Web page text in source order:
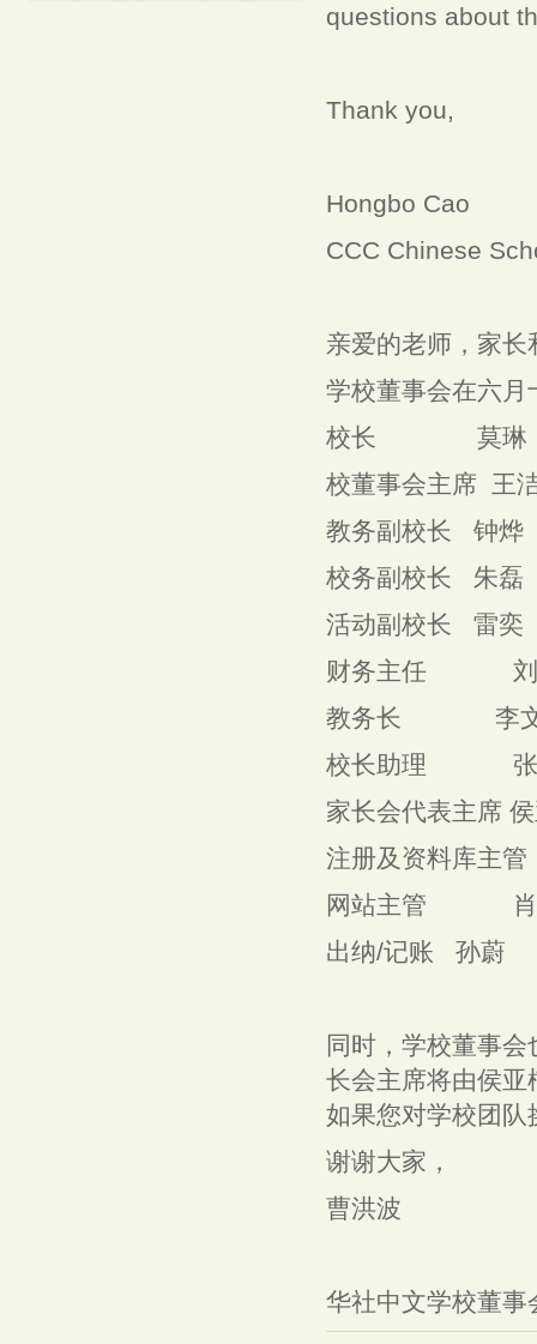
questions about
Thank you,
Hongbo Cao
CCC Chinese
亲爱的老师，家长
学校董事会在六
校长 莫琳
校董事会主席 王
教务副校长 钟烨
校务副校长 朱磊
活动副校长 雷奕
财务主任 刘
教务长 李文
校长助理 张
家长会代表主席
注册及资料库
网站主管 肖
出纳/记账 孙蔚
同时，学校董事
长会主席将由侯亚
如果您对学校团队
谢谢大家，
曹洪波
华社中文学校董事